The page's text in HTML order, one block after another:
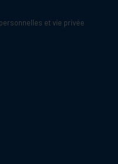
et vie privée